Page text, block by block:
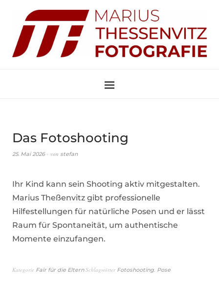
Das Fotoshooting
25. Mai 2026 von stefan
Ihr Kind kann sein Shooting aktiv mitgestalten.
Marius Theßenvitz gibt professionelle
Hilfestellungen für natürliche Posen und er lässt
Raum für Spontaneität, um authentische
Momente einzufangen.
Kategorie Fair für die Eltern Schlagwörter Fotoshooting Pose